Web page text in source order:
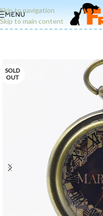
Skip to navigation
Skip to main content
MENU
SOLD
OUT